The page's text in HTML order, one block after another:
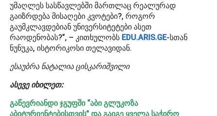
უმაღლეს სასწავლებში მართლაც რეალურად
გაიზრდება მისაღები კვოტები?, როგორ
გაუმკლავდებიან უნივერსიტეტები ასეთ
რაოდენობას?“, – კითხულობს EDU.ARIS.GE-სთან
ნუნუკა, ისტორიკოსი თელავიდან.
ესაუბრა ნატალია ცისკარიშვილი
ასევე იხილეთ:
გაწევრიანდი ჯგუფში “აბი გლუკოზა
აბიტურიენტებისთვის” და გაიგე ყველა საჭირო